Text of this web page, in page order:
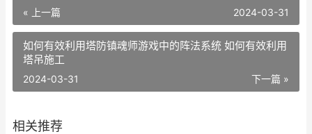
« 上一篇 2024-03-31
如何有效利用塔防镇魂师游戏中的阵法系统 如何有效利用
塔吊施工
下一篇 »
2024-03-31
相关推荐